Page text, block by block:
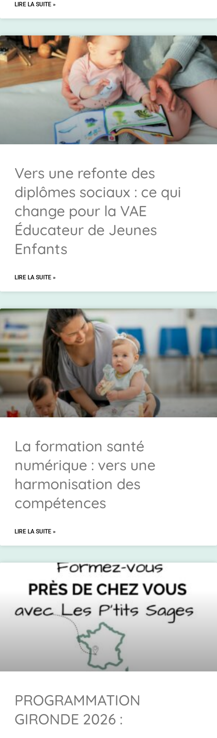
LIRE LA SUITE »
Vers une refonte des
diplômes sociaux : ce qui
change pour la VAE
Éducateur de Jeunes
Enfants
LIRE LA SUITE »
La formation santé
numérique : vers une
harmonisation des
compétences
LIRE LA SUITE »
PROGRAMMATION
GIRONDE 2026 :